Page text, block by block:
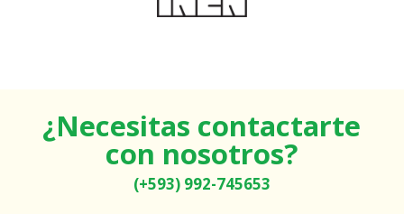
¿Necesitas contactarte
con nosotros?
(+593) 992-745653